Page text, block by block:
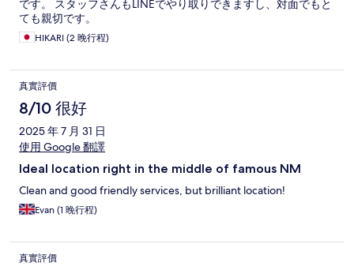
です。 スタッフさんもLINEでやり取りできますし、対面でもと
ても親切です。
HIKARI (2 晚行程)
真實評價
8/10 很好
2025 年 7 月 31 日
使用 Google 翻譯
Ideal location right in the middle of famous NM
Clean and good friendly services, but brilliant location!
Evan (1 晚行程)
真實評價